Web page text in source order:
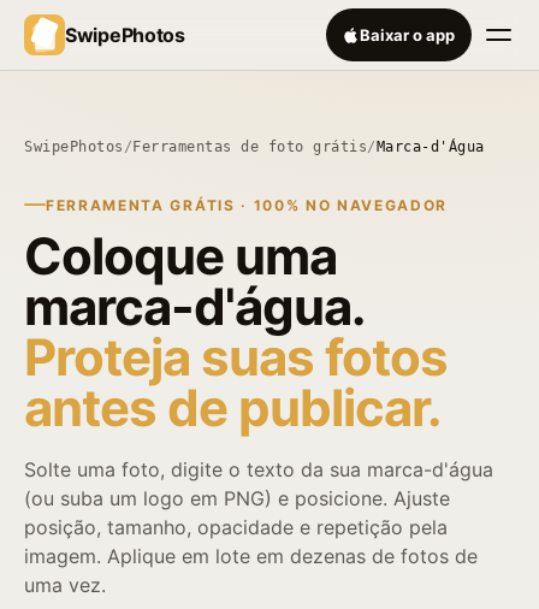
SwipePhotos Baixar o app
SwipePhotos / Ferramentas de foto grátis/ Marca-d'Água
FERRAMENTA GRÁTIS · 100% NO NAVEGADOR
Coloque uma
marca-d'água.
Proteja suas fotos
antes de publicar.
Solte uma foto, digite o texto da sua marca-d'água
(ou suba um logo em PNG) e posicione. Ajuste
posição, tamanho, opacidade e repetição pela
imagem. Aplique em lote em dezenas de fotos de
uma vez.